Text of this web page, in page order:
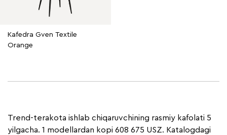
Kafedra Gven Textile
Orange
Trend-terakota ishlab chiqaruvchining rasmiy kafolati 5
yilgacha. 1 modellardan kopi 608 675 USZ. Katalogdagi